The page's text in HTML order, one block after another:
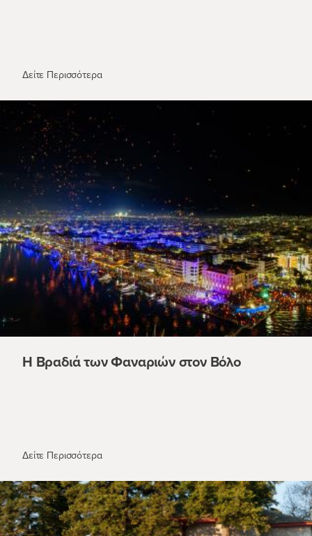
Δείτε ΠερισσότεραΗ Μονή Πέτρας στη Λίμνη Πλαστήρα
Η Βραδιά των Φαναριών στον Βόλο
Δείτε ΠερισσότεραΗ Βραδιά των Φαναριών στον Βόλο